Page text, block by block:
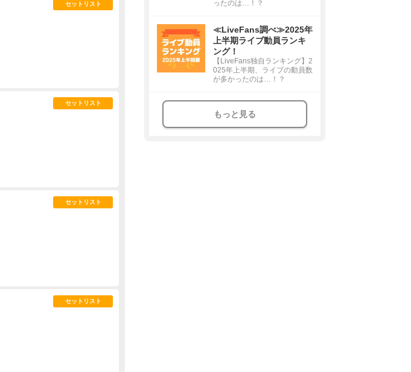
セットリスト
セットリスト
セットリスト
セットリスト
ったのは…！？
≪LiveFans調べ≫2025年
上半期ライブ動員ランキ
ング！
【LiveFans独自ランキング】2
025年上半期、ライブの動員数
が多かったのは…！？
もっと見る